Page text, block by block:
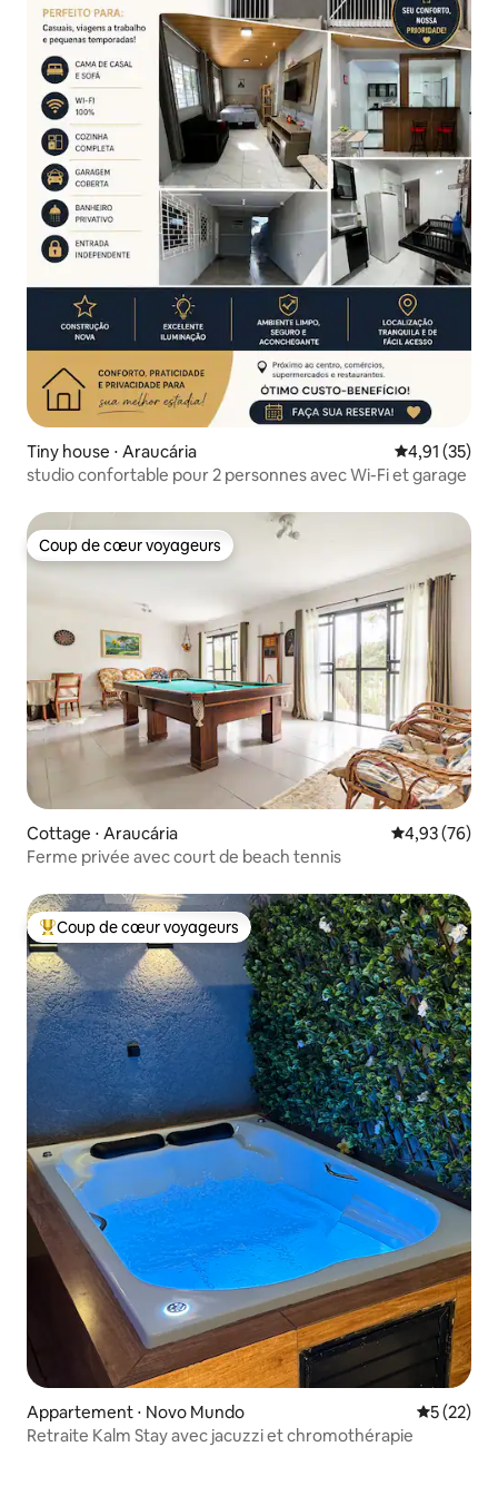
Tiny house ⋅ Araucária Évaluation
4,91 (35)
studio confortable pour 2 personnes avec Wi-Fi et garage
Coup de cœur voyageurs
Coup de cœur voyageurs
Cottage ⋅ Araucária Évaluation
4,93 (76)
Ferme privée avec court de beach tennis
Coups de cœur voyageurs les plus appréciés
Coup de cœur voyageurs
Appartement ⋅ Novo Mundo
5 (22)
Retraite Kalm Stay avec jacuzzi et chromothérapie